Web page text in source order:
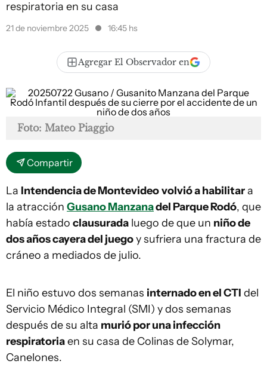
respiratoria en su casa
21 de noviembre 2025 16:45 hs
Agregar El Observador en
Foto: Mateo Piaggio
Compartir
La Intendencia de Montevideovolvió a habilitara
la atracción Gusano Manzanadel Parque Rodó, que
había estado clausurada luego de que un niño de
dos años cayera del juegoy sufriera una fractura de
cráneo a mediados de julio.
El niño estuvo dos semanas internado en el CTI del
Servicio Médico Integral (SMI) y dos semanas
después de su alta murió por una infección
respiratoriaen su casa de Colinas de Solymar,
Canelones.